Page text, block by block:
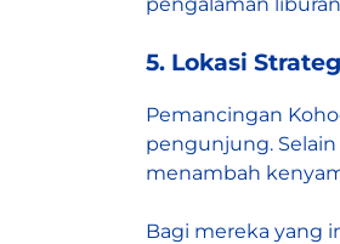
5. Lokasi
Pemancingan
pengunjung.
menambah
Bagi mereka yang